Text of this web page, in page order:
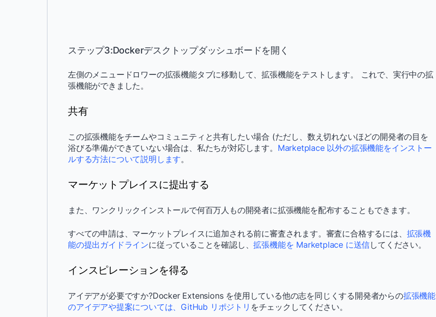
ステップ3:Dockerデスクトップダッシュボードを開く
左側のメニュードロワーの拡張機能タブに移動して、拡張機能をテストします。 これで、実行中の拡
張機能ができました。
共有
この拡張機能をチームやコミュニティと共有したい場合 (ただし、数え切れないほどの開発者の目を
浴びる準備ができていない場合は、私たちが対応します。 Marketplace 以外の拡張機能をインストー
ルする方法について説明します。
マーケットプレイスに提出する
また、ワンクリックインストールで何百万人もの開発者に拡張機能を配布することもできます。
すべての申請は、マーケットプレイスに追加される前に審査されます。審査に合格するには、 拡張機
能の提出ガイドラインに従っていることを確認し、拡張機能を Marketplace に送信してください。
インスピレーションを得る
アイデアが必要ですか?Docker Extensions を使用している他の志を同じくする開発者からの拡張機能
のアイデアや提案については、GitHub リポジトリ をチェックしてください。